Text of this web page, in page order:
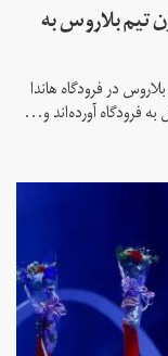
تیم بلاروس به
در فرودگاه هاندا
فرودگاه آورده‌اند و...